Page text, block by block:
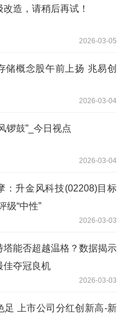
造，请稍后再试！
2026-03-05
储概念股午前上扬 兆易创
2026-03-04
锣鼓”_今日视点
2026-03-04
：升金风科技(02208)目标
级“中性”
2026-03-03
塔能否超越温格？数据揭示
佳夺冠良机
2026-03-03
足 上市公司分红创新高-新